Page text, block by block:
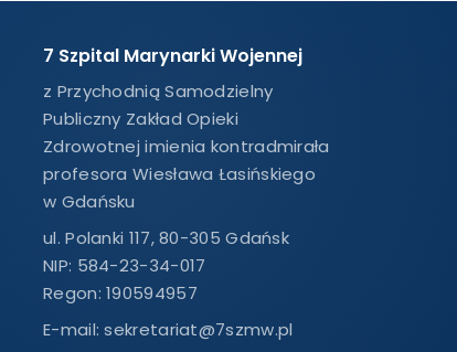
7 Szpital Marynarki Wojennej
z Przychodnią Samodzielny
Publiczny Zakład Opieki
Zdrowotnej imienia kontradmirała
profesora Wiesława Łasińskiego
w Gdańsku
ul. Polanki 117, 80-305 Gdańsk
NIP: 584-23-34-017
Regon: 190594957
E-mail:sekretariat@7szmw.pl